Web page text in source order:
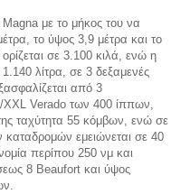
με το μήκος του να
το ύψος 3,9 μέτρα και το
σε 3.100 κιλά, ενώ η
λίτρα, σε 3 δεξαμενές
από 3
XXL Verado των 400 ίππων,
ταχύτητα 55 κόμβων, ενώ σε
εμειώνεται σε 40
περίπου 250 νμ και
8 Beaufort και ύψος